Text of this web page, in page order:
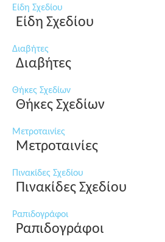
Είδη Σχεδίου
Είδη Σχεδίου
Διαβήτες
Διαβήτες
Θήκες Σχεδίων
Θήκες Σχεδίων
Μετροταινίες
Μετροταινίες
Πινακίδες Σχεδίου
Πινακίδες Σχεδίου
Ραπιδογράφοι
Ραπιδογράφοι